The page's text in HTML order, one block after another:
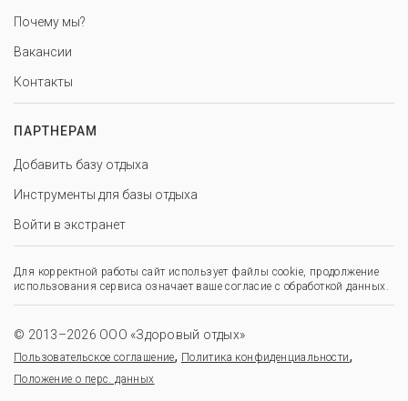
Почему мы?
Вакансии
Контакты
ПАРТНЕРАМ
Добавить базу отдыха
Инструменты для базы отдыха
Войти в экстранет
Для корректной работы сайт использует файлы cookie, продолжение
использования сервиса означает ваше согласие с обработкой данных.
© 2013–2026 ООО «Здоровый отдых»
Пользовательское соглашение, Политика конфиденциальности,
Положение о перс. данных